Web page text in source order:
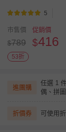
5
市售價
$789
促銷價
$416
53折
進團購
任選 1
偶、拼
折價券 可使用